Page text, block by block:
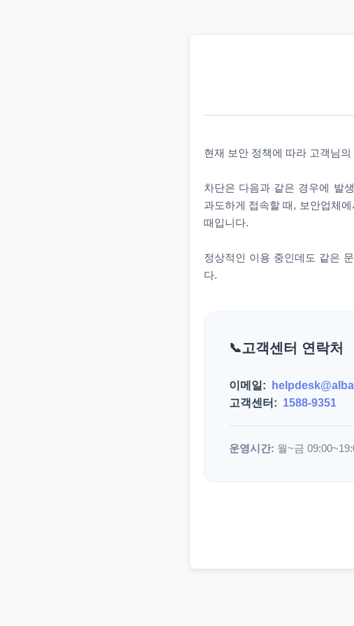
현재 보안 정책에 따라 고객님
차단은 다음과 같은 경우에 발
과도하게 접속할 때, 보안업체
때입니다.
정상적인 이용 중인데도 같은
다.
고객센터 연락처
이메일:
고객센터: 1588-9351
운영시간: 월~금